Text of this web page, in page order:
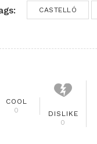
CASTELLÓ
COOL
0
DISLIKE
0